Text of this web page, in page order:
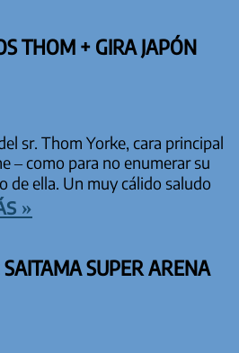
THOM + GIRA JAPÓN
sr. Thom Yorke, cara principal
– como para no enumerar su
de ella. Un muy cálido saludo
»
SUPER ARENA